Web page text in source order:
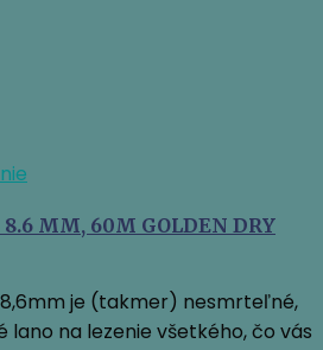
MM, 60M GOLDEN DRY
8,6mm je (takmer) nesmrteľné,
lano na lezenie všetkého, čo vás